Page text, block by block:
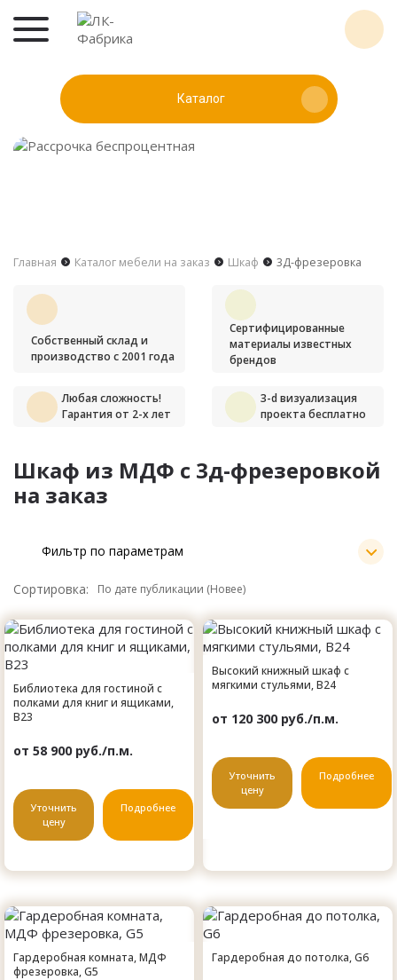
Каталог
Главная Каталог мебели на заказ Шкаф 3Д-фрезеровка
Собственный склад и
производство с 2001 года
Сертифицированные
материалы известных
брендов
Любая сложность!
Гарантия от 2-х лет
3-d визуализация
проекта бесплатно
Шкаф из МДФ с 3д-фрезеровкой
на заказ
Фильтр по параметрам
Сортировка:
Библиотека для гостиной с
полками для книг и ящиками,
B23
от 58 900 руб./п.м.
Уточнить
цену
Подробнее
Высокий книжный шкаф с
мягкими стульями, B24
от 120 300 руб./п.м.
Уточнить
цену
Подробнее
Гардеробная комната, МДФ
фрезеровка, G5
Гардеробная до потолка, G6